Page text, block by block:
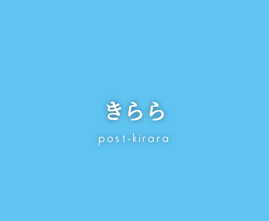
きらら
post-kirara